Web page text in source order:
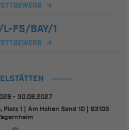
FS/BAY/1
- 30.06.2027
1 | Am Hohen Sand 10 | 93105